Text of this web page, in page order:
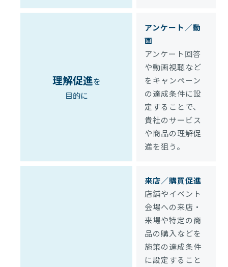
理解促進を
目的に
アンケート／動
画
アンケート回答
や動画視聴など
をキャンペーン
の達成条件に設
定することで、
貴社のサービス
や商品の理解促
進を狙う。
来店／購買促進
店舗やイベント
会場への来店・
来場や特定の商
品の購入などを
施策の達成条件
に設定すること